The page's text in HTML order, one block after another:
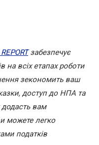
забезпечує
на всіх етапах роботи
зекономить ваш
доступ до НПА та
вам
можете легко
податків